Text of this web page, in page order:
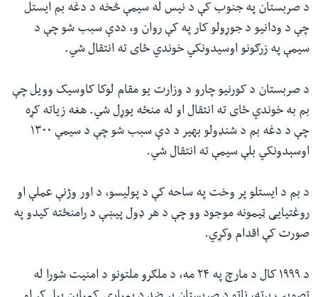
د صربستان په جنوب کې د نیس له سیمې څخه د دغه بم ایستل
چې د ودانیو د جوړولو کار په کې روان و، ددې سبب شو چې د
سیمې په زرګونو اوسیدونکي خوندي ځای ته انتقال شي.
د صربستان د کورنیو چارو د وزارت یو مقام لوکا کاوسیک وویل چې
بم به خوندي ځای ته انتقال او له منځه یوړل شي. هغه زیاته کړه
چې د دغه بم د شنډولو بهیر د دې سبب شو چې د سیمې ۱۳۰۰
اوسېدونکي بلې سیمې ته انتقال شي.
د بم د ایستلو پر وخت په ساحه کې د پولیسو، د اور وژنې عملې او
روغتیایی ټیمونه موجود وو چې د هر ډول پیښې د رامنځته کیدو په
صورت کې اقدام وکړي.
د ۱۹۹۹ کال د مارچ په ۲۴ مه، د ملګرو ملتونو د امنیت شورا له